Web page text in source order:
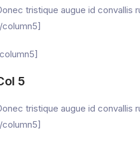
tristique augue id convallis
5
tristique augue id convallis